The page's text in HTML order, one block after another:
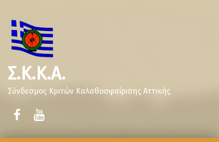
Σ.Κ.Κ.Α.
Σύνδεσμος Κριτών Καλαθοσφαίρισης Αττικής